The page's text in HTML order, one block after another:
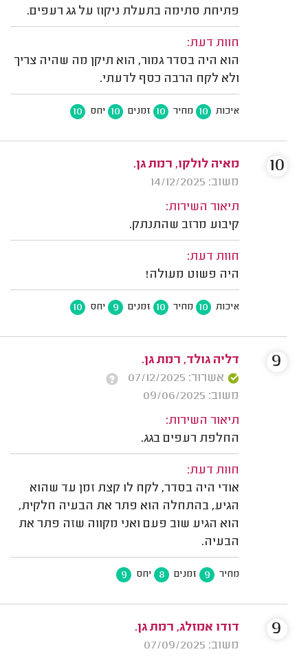
פתיחת סתימה בתעלת ניקוז על גג רעפים.
חוות דעת:
הוא היה בסדר גמור, הוא תיקן מה שהיה צריך
ולא לקח הרבה כסף לדעתי.
איכות 10 מחיר 10 זמנים 10 יחס 10
מאיה לולקו, רמת גן.
משוב: 14/12/2025
תיאור השירות:
קיבוע מרזב שהתנתק.
חוות דעת:
היה פשוט מעולה!
איכות 10 מחיר 10 זמנים 9 יחס 10
10
דליה גולד, רמת גן.
אשרור: 07/12/2025
משוב: 09/06/2025
תיאור השירות:
החלפת רעפים בגג.
חוות דעת:
אודי היה בסדר, לקח לו קצת זמן עד שהוא
הגיע, בהתחלה הוא פתר את הבעיה חלקית,
הוא הגיע שוב פעם ואני מקווה שזה פתר את
הבעיה.
מחיר 9 זמנים 8 יחס 9
9
דודו אמזלג, רמת גן.
משוב: 07/09/2025
9